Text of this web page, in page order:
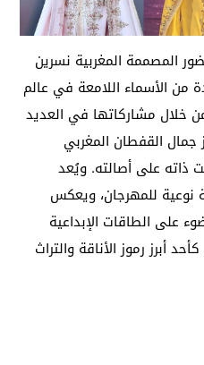
المصممة المغربية نسرين
الأسماء اللامعة في عالم
خلال مشاركاتها في العديد
جمال القفطان المغربي
على أصالته. ويُعد
للمهرجان، ويعكس
على الطاقات الإبداعية
أبرز رموز الأناقة والتراث